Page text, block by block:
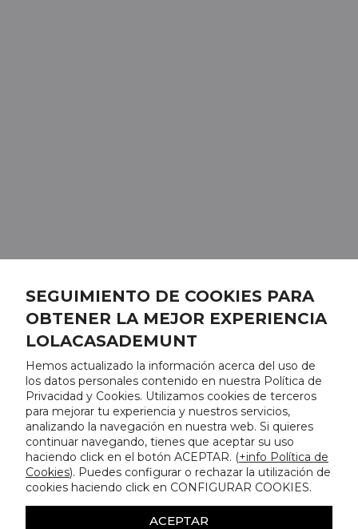
SEGUIMIENTO DE COOKIES PARA
OBTENER LA MEJOR EXPERIENCIA
LOLACASADEMUNT
Hemos actualizado la información acerca del uso de
los datos personales contenido en nuestra Política de
Privacidad y Cookies. Utilizamos cookies de terceros
para mejorar tu experiencia y nuestros servicios,
analizando la navegación en nuestra web. Si quieres
continuar navegando, tienes que aceptar su uso
haciendo click en el botón ACEPTAR. (+info Política de
Cookies). Puedes configurar o rechazar la utilización de
cookies haciendo click en CONFIGURAR COOKIES.
ACEPTAR